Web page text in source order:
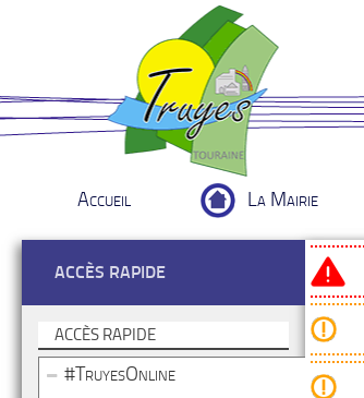
Accueil La Mairie
ACCÈS RAPIDE
ACCÈS RAPIDE
#TruyesOnline